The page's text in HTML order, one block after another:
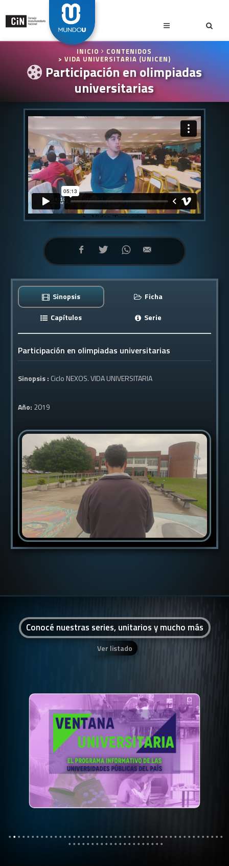
INICIO CONTENIDOS
> VIDA UNIVERSITARIA (UNICEN)
Participación en olimpiadas
universitarias
Sinopsis
Ficha
Capítulos
Serie
Participación en olimpiadas universitarias
Sinopsis : Ciclo NEXOS. VIDA UNIVERSITARIA
Año: 2019
Conocé nuestras series, unitarios y mucho más
Ver listado